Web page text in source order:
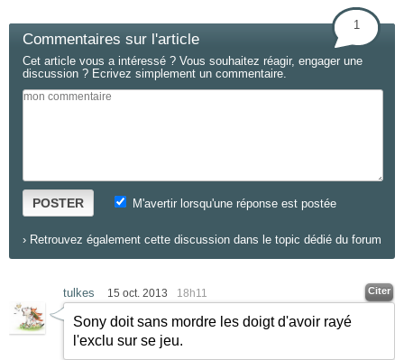
Commentaires sur l'article
1
Cet article vous a intéressé ? Vous souhaitez réagir, engager une
discussion ? Ecrivez simplement un commentaire.
POSTER M'avertir lorsqu'une réponse est postée
› Retrouvez également cette discussion dans le topic dédié du forum
tulkes 15 oct. 2013 18h11 Citer
Sony doit sans mordre les doigt d'avoir rayé
l'exclu sur se jeu.